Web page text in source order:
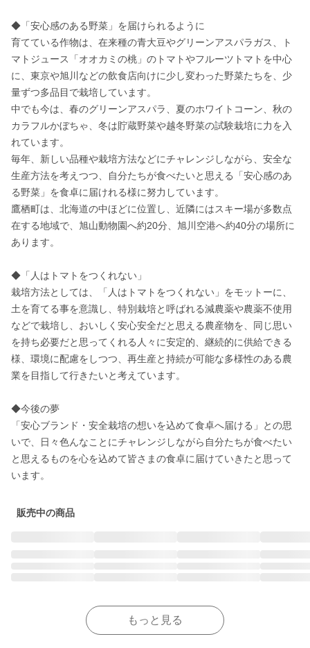
◆「安心感のある野菜」を届けられるように
育てている作物は、在来種の青大豆やグリーンアスパラガス、ト
マトジュース「オオカミの桃」のトマトやフルーツトマトを中心
に、東京や旭川などの飲食店向けに少し変わった野菜たちを、少
量ずつ多品目で栽培しています。
中でも今は、春のグリーンアスパラ、夏のホワイトコーン、秋の
カラフルかぼちゃ、冬は貯蔵野菜や越冬野菜の試験栽培に力を入
れています。
毎年、新しい品種や栽培方法などにチャレンジしながら、安全な
生産方法を考えつつ、自分たちが食べたいと思える「安心感のあ
る野菜」を食卓に届けれる様に努力しています。
鷹栖町は、北海道の中ほどに位置し、近隣にはスキー場が多数点
在する地域で、旭山動物園へ約20分、旭川空港へ約40分の場所に
あります。
◆「人はトマトをつくれない」
栽培方法としては、「人はトマトをつくれない」をモットーに、
土を育てる事を意識し、特別栽培と呼ばれる減農薬や農薬不使用
などで栽培し、おいしく安心安全だと思える農産物を、同じ思い
を持ち必要だと思ってくれる人々に安定的、継続的に供給できる
様、環境に配慮をしつつ、再生産と持続が可能な多様性のある農
業を目指して行きたいと考えています。
◆今後の夢
「安心ブランド・安全栽培の想いを込めて食卓へ届ける」との思
いで、日々色んなことにチャレンジしながら自分たちが食べたい
と思えるものを心を込めて皆さまの食卓に届けていきたと思って
販売中の商品
もっと見る